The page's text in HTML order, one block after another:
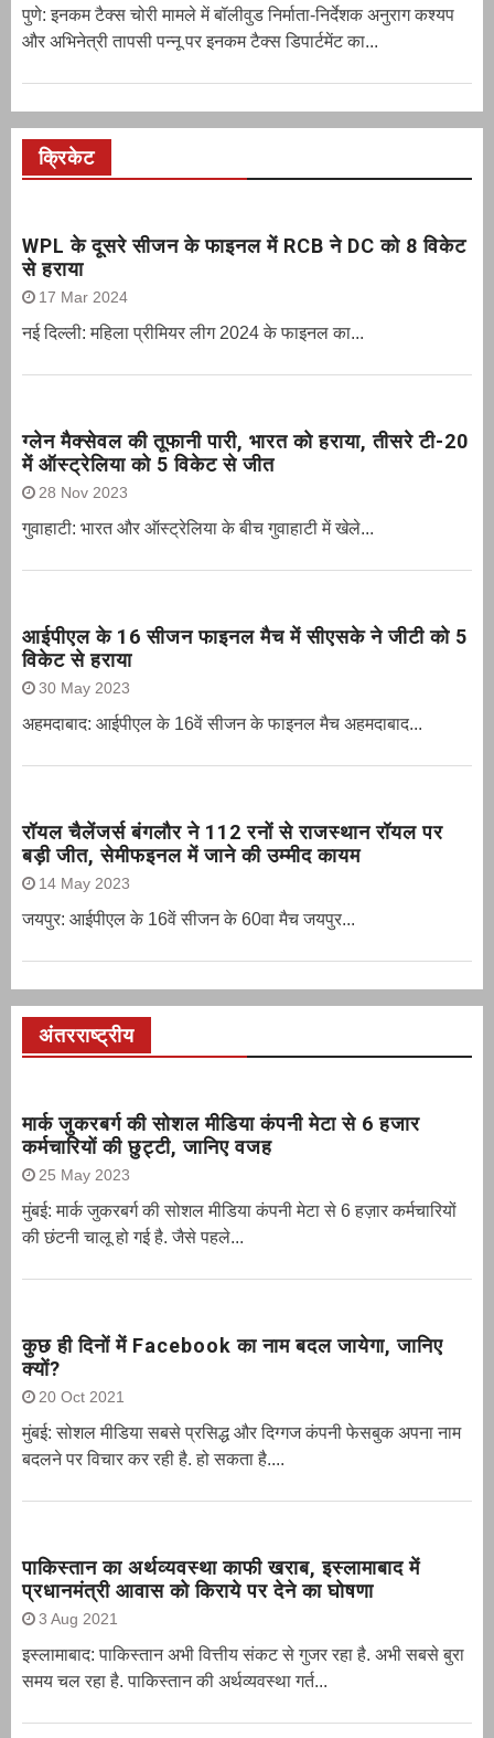
पुणे: इनकम टैक्स चोरी मामले में बॉलीवुड निर्माता-निर्देशक अनुराग कश्यप
और अभिनेत्री तापसी पन्नू पर इनकम टैक्स डिपार्टमेंट का...
क्रिकेट
WPL के दूसरे सीजन के फाइनल में RCB ने DC को 8 विकेट
से हराया
17 Mar 2024
नई दिल्ली: महिला प्रीमियर लीग 2024 के फाइनल का...
ग्‍लेन मैक्‍सेवल की तूफानी पारी, भारत को हराया, तीसरे टी-20
में ऑस्ट्रेलिया को 5 विकेट से जीत
28 Nov 2023
गुवाहाटी: भारत और ऑस्‍ट्रेलिया के बीच गुवाहाटी में खेले...
आईपीएल के 16 सीजन फाइनल मैच में सीएसके ने जीटी को 5
विकेट से हराया
30 May 2023
अहमदाबाद: आईपीएल के 16वें सीजन के फाइनल मैच अहमदाबाद...
रॉयल चैलेंजर्स बंगलौर ने 112 रनों से राजस्थान रॉयल पर
बड़ी जीत, सेमीफइनल में जाने की उम्मीद कायम
14 May 2023
जयपुर: आईपीएल के 16वें सीजन के 60वा मैच जयपुर...
अंतरराष्ट्रीय
मार्क जुकरबर्ग की सोशल मीडिया कंपनी मेटा से 6 हजार
कर्मचारियों की छुट्टी, जानिए वजह
25 May 2023
मुंबई: मार्क जुकरबर्ग की सोशल मीडिया कंपनी मेटा से 6 हज़ार कर्मचारियों
की छंटनी चालू हो गई है. जैसे पहले...
कुछ ही दिनों में Facebook का नाम बदल जायेगा, जानिए
क्यों?
20 Oct 2021
मुंबई: सोशल मीडिया सबसे प्रसिद्ध और दिग्गज कंपनी फेसबुक अपना नाम
बदलने पर विचार कर रही है. हो सकता है....
पाकिस्तान का अर्थव्यवस्था काफी खराब, इस्लामाबाद में
प्रधानमंत्री आवास को किराये पर देने का घोषणा
3 Aug 2021
इस्लामाबाद: पाकिस्तान अभी वित्तीय संकट से गुजर रहा है. अभी सबसे बुरा
समय चल रहा है. पाकिस्तान की अर्थव्यवस्था गर्त...